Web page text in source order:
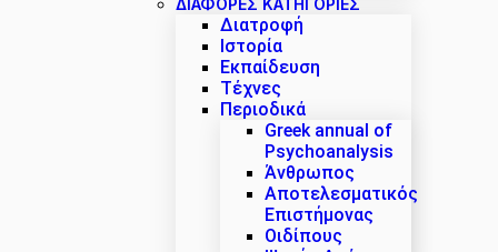
Διατροφή
Ιστορία
Εκπαίδευση
Τέχνες
Περιοδικά
Greek annual of
Psychoanalysis
Άνθρωπος
Αποτελεσματικός
Επιστήμονας
Οιδίπους